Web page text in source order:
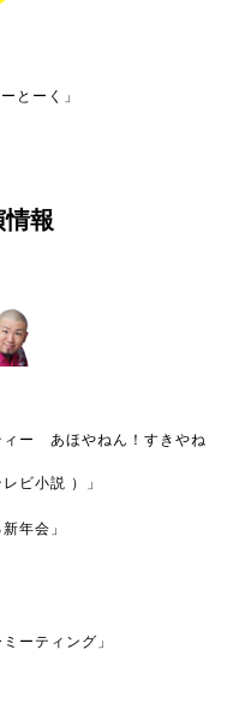
とーく」
報
ィー あほやねん！すきやね
ビ小説 ）」
年会」
ーティング」